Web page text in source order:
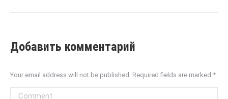
Добавить комментарий
Your email address will not be published. Required fields are marked *
Comment